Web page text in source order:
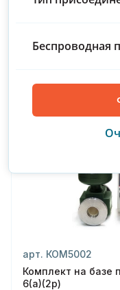
300
Беспроводная
Производитель :
арт. КОМ5002
Комплект на базе
6(а)(2р)